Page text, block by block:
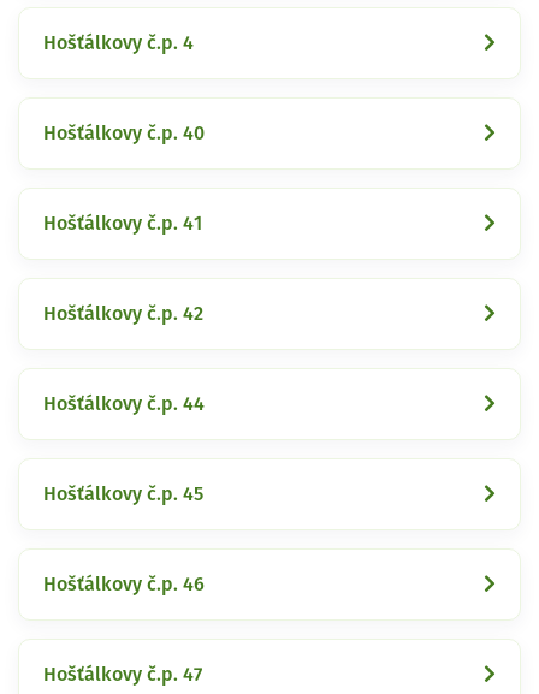
Hošťálkovy č.p. 4
Hošťálkovy č.p. 40
Hošťálkovy č.p. 41
Hošťálkovy č.p. 42
Hošťálkovy č.p. 44
Hošťálkovy č.p. 45
Hošťálkovy č.p. 46
Hošťálkovy č.p. 47